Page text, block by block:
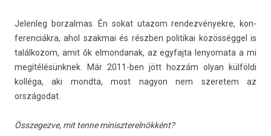
Jelen­leg bor­zalmas. Én sokat utazom re­ndez­vények­re, kon­
feren­ciák­ra, ahol szak­mai és részben politikai közösséggel is
talál­kozom, amit ők el­mondanak, az egyfaj­ta lenyomata a mi
megítélésünknek. Már 2011-ben jött hozzám olyan külföldi
kolléga, aki mondta, most nagyon nem szeretem az
országodat.
Összegez­ve, mit tenne miniszterel­nökként?